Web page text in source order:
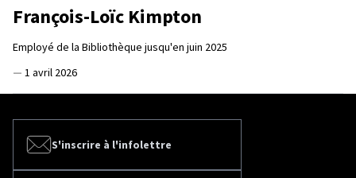
François-Loïc Kimpton
Employé de la Bibliothèque jusqu'en juin 2025
— 1 avril 2026
S'inscrire à l'infolettre